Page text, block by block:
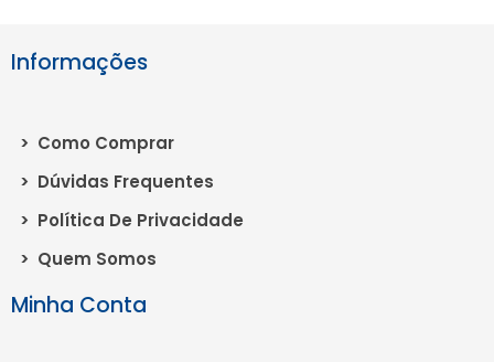
Informações
> Como Comprar
> Dúvidas Frequentes
> Política De Privacidade
> Quem Somos
Minha Conta